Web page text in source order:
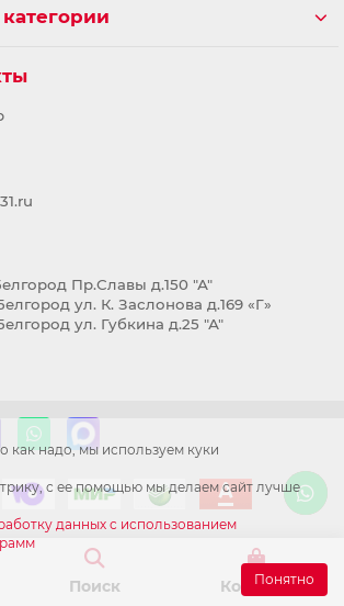
как надо, мы используем куки
с ее помощью мы делаем сайт лучше
данных с использованием
Понятно
Пр.Славы д.150 "А"
ул. К. Заслонова д.169 «Г»
ул. Губкина д.25 "А"
Поиск Корзина